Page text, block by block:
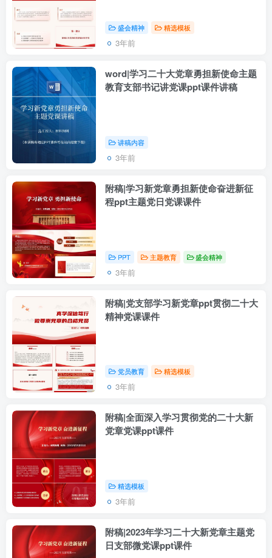
盛会精神 精选模板
3年前
word|学习二十大党章勇担新使命主题
教育支部书记讲党课ppt课件讲稿
讲稿内容
3年前
附稿|学习新党章勇担新使命奋进新征
程ppt主题党日党课课件
PPT 主题教育 盛会精神
3年前
附稿|党支部学习新党章ppt贯彻二十大
精神党课课件
党员教育 精选模板
3年前
附稿|全面深入学习贯彻党的二十大新
党章党课ppt课件
精选模板
3年前
附稿|2023年学习二十大新党章主题党
日支部微党课ppt课件